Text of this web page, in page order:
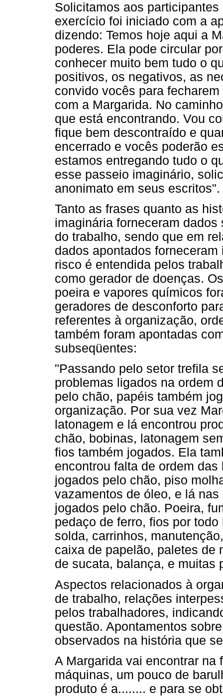
Solicitamos aos
exercício foi iniciado com a
dizendo: Temos hoje aqui a
poderes. Ela pode circular
conhecer muito bem tudo o
positivos, os negativos, as
convido vocês para
com a Margarida. No
que está encontrando. Vou
fique bem descontraído e
encerrado e vocês poderão
estamos entregando tudo o
esse passeio imaginário,
anonimato em seus escritos".
Tanto as frases quanto as
imaginária forneceram
do trabalho, sendo que em
dados apontados
risco é entendida pelos
como gerador de doenças.
poeira e vapores químicos
geradores de desconforto
referentes à organização,
também foram apontadas
subseqüentes:
"Passando pelo setor trefila
problemas ligados na ordem
pelo chão, papéis também
organização. Por sua vez
latonagem e lá encontrou
chão, bobinas, latonagem
fios também jogados. Ela
encontrou falta de ordem
jogados pelo chão, piso
vazamentos de óleo, e lá
jogados pelo chão. Poeira,
pedaço de ferro, fios por
solda, carrinhos,
caixa de papelão, paletes de
de sucata, balança, e muitas
Aspectos relacionados à
de trabalho, relações
pelos trabalhadores,
questão. Apontamentos
observados na história que
A Margarida vai encontrar na
máquinas, um pouco de
produto é a........ e para se